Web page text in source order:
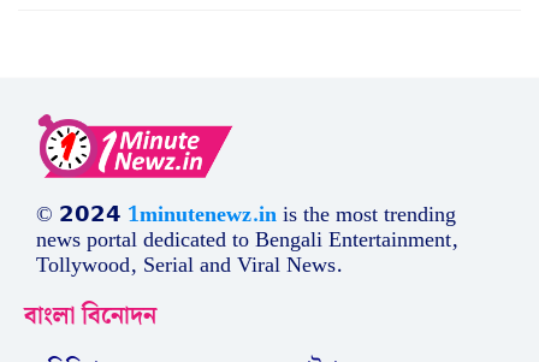
© 𝟮𝟬𝟮𝟰 1minutenewz.inis the most trending
news portal dedicated to Bengali Entertainment,
Tollywood, Serial and Viral News.
বাংলা বিনোদন